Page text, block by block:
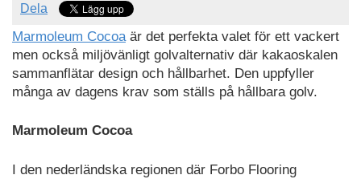
Dela
Marmoleum Cocoa är det perfekta valet för ett vackert
men också miljövänligt golvalternativ där kakaoskalen
sammanflätar design och hållbarhet. Den uppfyller
många av dagens krav som ställs på hållbara golv.
Marmoleum Cocoa
I den nederländska regionen där Forbo Flooring